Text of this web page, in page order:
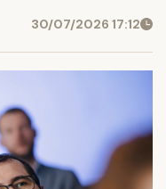
30/07/2026 17:12